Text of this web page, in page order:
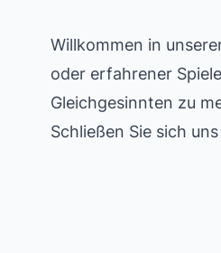
Willkommen in
oder erfahrener
Gleichgesinnten zu
Schließen Sie sich